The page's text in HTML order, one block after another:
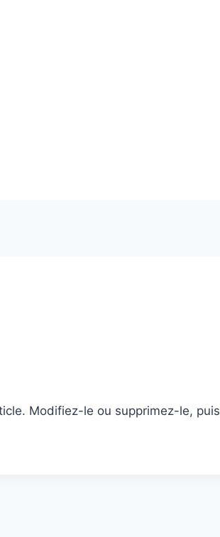
Modifiez-le ou supprimez-le, puis